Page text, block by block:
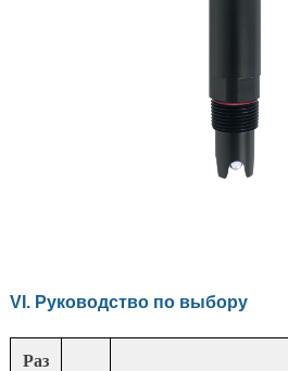
VI. Руководство по выбору
Раз